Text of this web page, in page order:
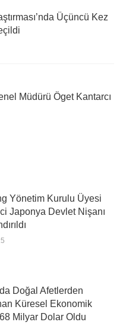
Üçüncü Kez
Müdürü Öget Kantarcı
Yönetim Kurulu Üyesi
Japonya Devlet Nişanı
Doğal Afetlerden
Küresel Ekonomik
Milyar Dolar Oldu